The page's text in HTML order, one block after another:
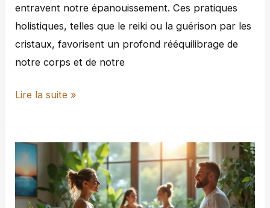
entravent notre épanouissement. Ces pratiques
holistiques, telles que le reiki ou la guérison par les
cristaux, favorisent un profond rééquilibrage de
notre corps et de notre
Lire la suite »
L’énergie
au
service
de